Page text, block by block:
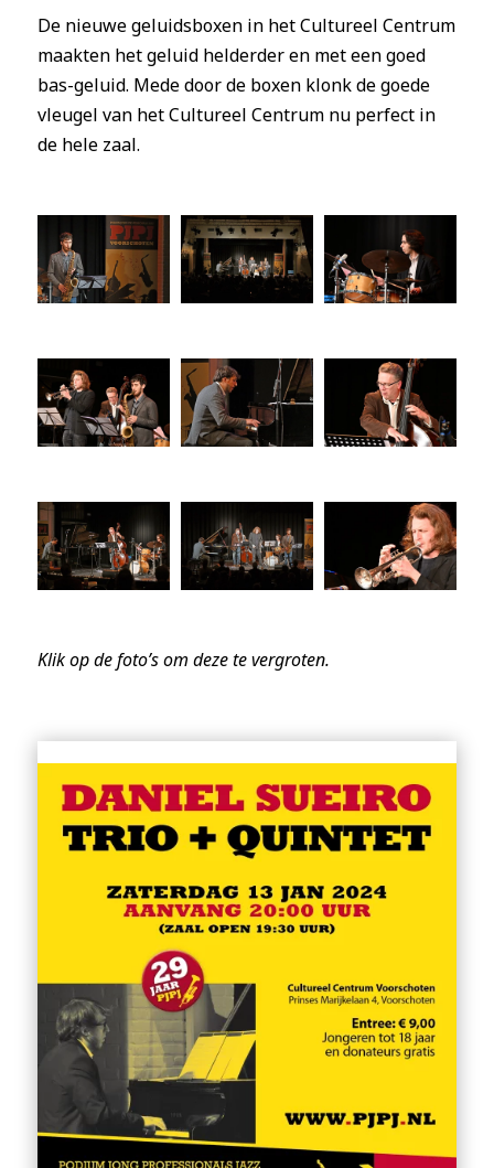
De nieuwe geluidsboxen in het Cultureel Centrum
maakten het geluid helderder en met een goed
bas-geluid. Mede door de boxen klonk de goede
vleugel van het Cultureel Centrum nu perfect in
de hele zaal.
Klik op de foto’s om deze te vergroten.